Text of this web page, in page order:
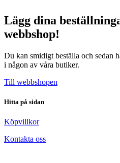
Lägg dina
webbshop!
Du kan smidigt beställa och sedan
i någon av våra butiker.
Till webbshopen
Hitta på sidan
Köpvillkor
Kontakta oss